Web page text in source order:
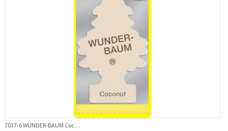
7037-6 WUNDER-BAUM Coconut 1-pack